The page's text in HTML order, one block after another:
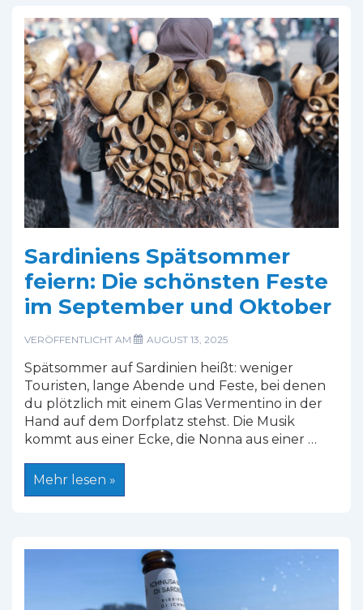
mal
anders
erleben
Sardiniens Spätsommer
feiern: Die schönsten Feste
im September und Oktober
VERÖFFENTLICHT AM AUGUST 13, 2025
Spätsommer auf Sardinien heißt: weniger
Touristen, lange Abende und Feste, bei denen
du plötzlich mit einem Glas Vermentino in der
Hand auf dem Dorfplatz stehst. Die Musik
kommt aus einer Ecke, die Nonna aus einer …
Sardiniens
Spätsommer
im
Mehr lesen »